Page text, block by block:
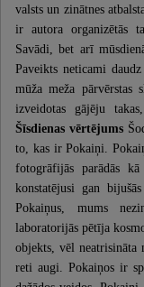
valsts un zinātnes
ir autora organizētās
Savādi, bet arī
Paveikts neticami
mūža meža pārvērstas
izveidotas gājēju
Šīsdienas vērtējums
to, kas ir Pokaiņi.
fotogrāfijās parādās
konstatējusi gan
Pokaiņus, mums
laboratorijās pētīja
objekts, vēl neatrisināta
reti augi. Pokaiņos ir